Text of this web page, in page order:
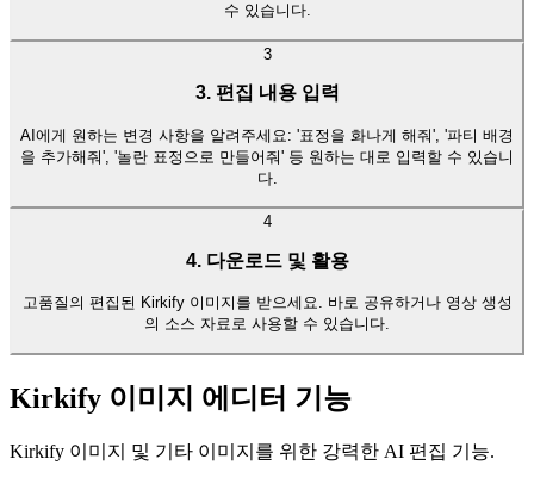
수 있습니다.
3
3. 편집 내용 입력
AI에게 원하는 변경 사항을 알려주세요: '표정을 화나게 해줘', '파티 배경
을 추가해줘', '놀란 표정으로 만들어줘' 등 원하는 대로 입력할 수 있습니
다.
4
4. 다운로드 및 활용
고품질의 편집된 Kirkify 이미지를 받으세요. 바로 공유하거나 영상 생성
의 소스 자료로 사용할 수 있습니다.
Kirkify 이미지 에디터 기능
Kirkify 이미지 및 기타 이미지를 위한 강력한 AI 편집 기능.